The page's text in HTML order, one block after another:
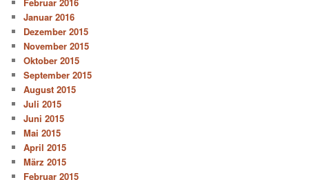
Januar 2016
Dezember 2015
November 2015
Oktober 2015
September 2015
August 2015
Juli 2015
Juni 2015
Mai 2015
April 2015
März 2015
Februar 2015